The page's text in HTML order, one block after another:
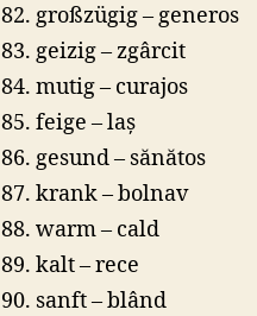
großzügig – generos
geizig – zgârcit
mutig – curajos
feige – laș
gesund – sănătos
krank – bolnav
warm – cald
kalt – rece
sanft – blând